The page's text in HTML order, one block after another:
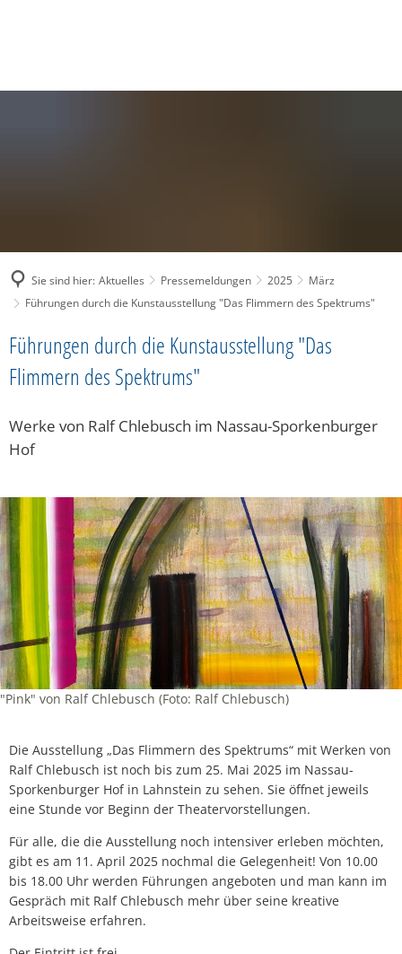
Sie sind hier: Aktuelles Pressemeldungen 2025
März
Führungen durch die Kunstausstellung "Das Flimmern des Spektrums"
Führungen durch die Kunstausstellung "Das
Flimmern des Spektrums"
Werke von Ralf Chlebusch im Nassau-Sporkenburger
Hof
"Pink" von Ralf Chlebusch (Foto: Ralf Chlebusch)
Die Ausstellung „Das Flimmern des Spektrums“ mit Werken von
Ralf Chlebusch ist noch bis zum 25. Mai 2025 im Nassau-
Sporkenburger Hof in Lahnstein zu sehen. Sie öffnet jeweils
eine Stunde vor Beginn der Theatervorstellungen.
Für alle, die die Ausstellung noch intensiver erleben möchten,
gibt es am 11. April 2025 nochmal die Gelegenheit! Von 10.00
bis 18.00 Uhr werden Führungen angeboten und man kann im
Gespräch mit Ralf Chlebusch mehr über seine kreative
Arbeitsweise erfahren.